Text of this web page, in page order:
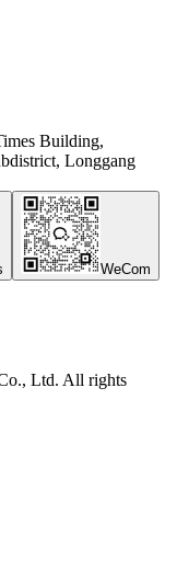
Building,
Longgang
WeCom
Ltd. All rights